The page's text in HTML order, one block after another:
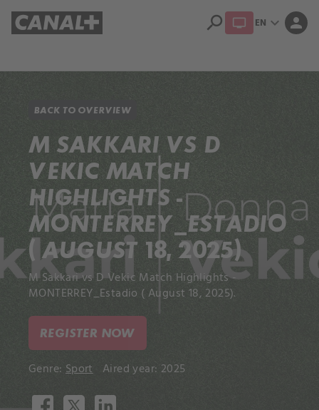
search EN expand_more person
BACK TO OVERVIEW
M SAKKARI VS D
VEKIC MATCH
HIGHLIGHTS -
MONTERREY_ESTADIO
( AUGUST 18, 2025)
M Sakkari vs D Vekic Match Highlights -
MONTERREY_Estadio ( August 18, 2025).
REGISTER NOW
Genre: Sport Aired year: 2025